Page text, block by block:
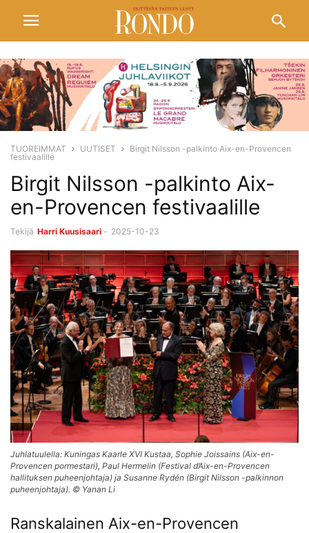
TUOREIMMAT UUTISET
Birgit Nilsson -palkinto Aix-en-Provencen
festivaalille
Birgit Nilsson -palkinto Aix-
en-Provencen festivaalille
Tekijä Harri Kuusisaari - 2025-10-23
Juhlatuulella: Kuningas Kaarle XVI Kustaa, Sophie Joissains (Aix-en-
Provencen pormestari), Paul Hermelin (Festival d’Aix-en-Provencen
hallituksen puheenjohtaja) ja Susanne Rydén (Birgit Nilsson -palkinnon
puheenjohtaja). © Yanan Li
Ranskalainen Aix-en-Provencen